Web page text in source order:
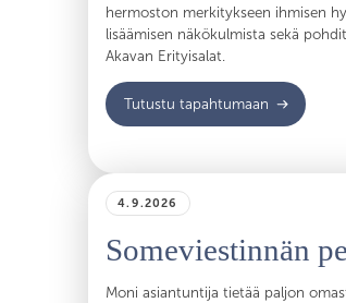
hermoston merkitykseen ihmisen
lisäämisen näkökulmista sekä
Akavan Erityisalat.
Tutustu tapahtumaan
4.9.2026
Someviestinnän
Moni asiantuntija tietää paljon